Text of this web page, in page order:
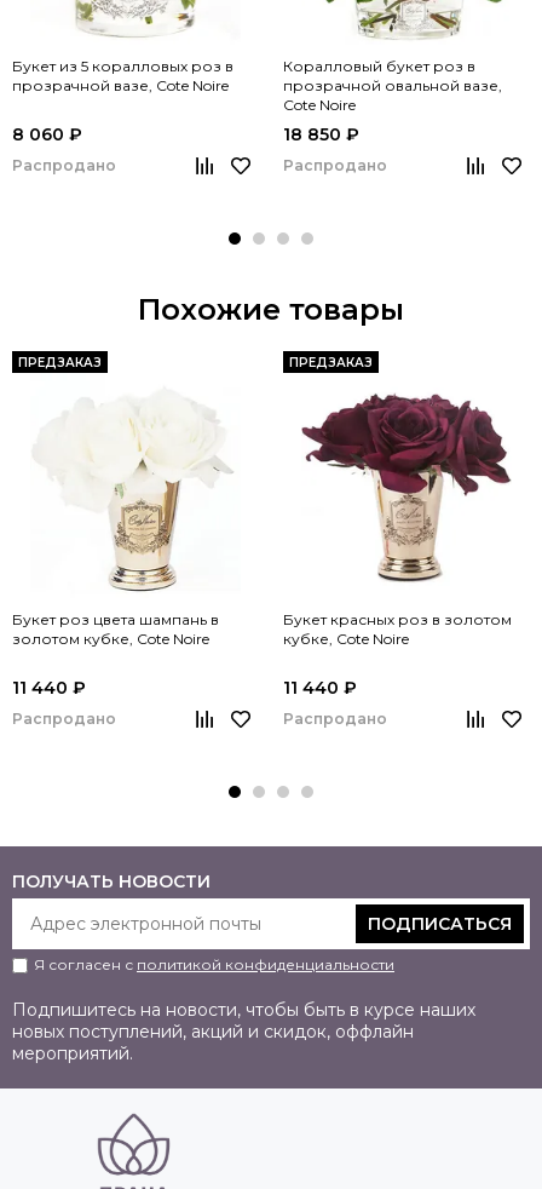
Букет из 5 коралловых роз в
прозрачной вазе, Cote Noire
8 060 ₽
Распродано
Коралловый букет роз в
прозрачной овальной вазе,
Cote Noire
18 850 ₽
Распродано
Похожие товары
ПРЕДЗАКАЗ
Букет роз цвета шампань в
золотом кубке, Cote Noire
11 440 ₽
Распродано
ПРЕДЗАКАЗ
Букет красных роз в золотом
кубке, Cote Noire
11 440 ₽
Распродано
ПОЛУЧАТЬ НОВОСТИ
ПОДПИСАТЬСЯ
Я согласен с политикой конфиденциальности
Подпишитесь на новости, чтобы быть в курсе наших
новых поступлений, акций и скидок, оффлайн
мероприятий.